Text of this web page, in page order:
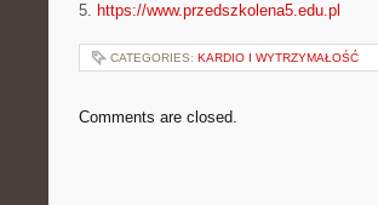
5. https://www.przedszkolena5.edu.pl
CATEGORIES: KARDIO I WYTRZYMAŁOŚĆ
Comments are closed.